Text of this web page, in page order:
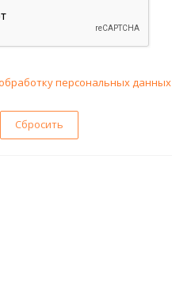
персональных данных
Сбросить